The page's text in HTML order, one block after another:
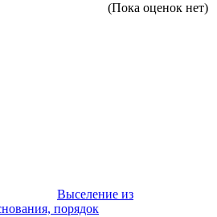
(Пока оценок нет)
Выселение из
порядок